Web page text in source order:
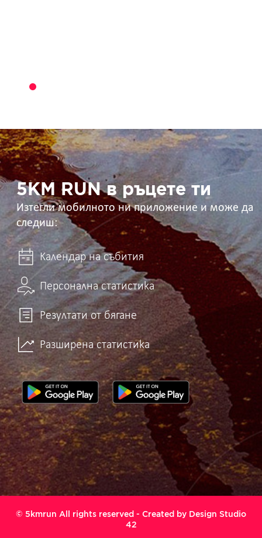
5KM
RUN
в
ръцете
ти 5KM RUN в ръцете ти
Изтегли мобилното ни приложение и може да
следиш:
Календар на събития
Персонална статистика
Резултати от бягане
Разширена статистика
© 5kmrun All rights reserved - Created by Design Studio
42